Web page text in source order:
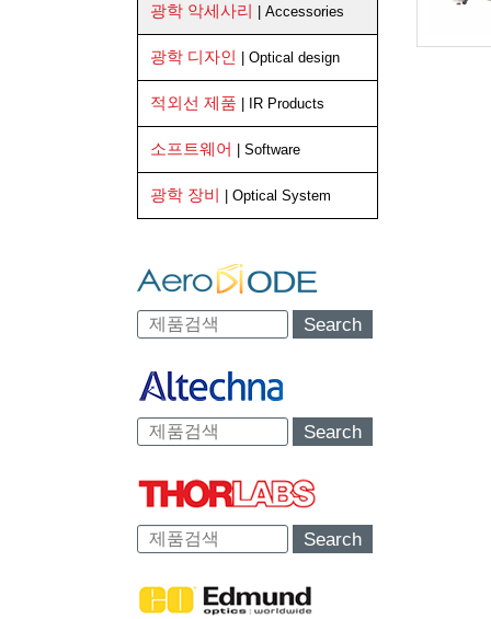
광학 악세사리 | Accessories
광학 디자인 | Optical design
적외선 제품 | IR Products
소프트웨어 | Software
광학 장비 | Optical System
Search
Search
Search